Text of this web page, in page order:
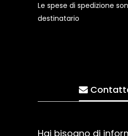
Le spese di spedizione
destinatario
Hai bisogno di